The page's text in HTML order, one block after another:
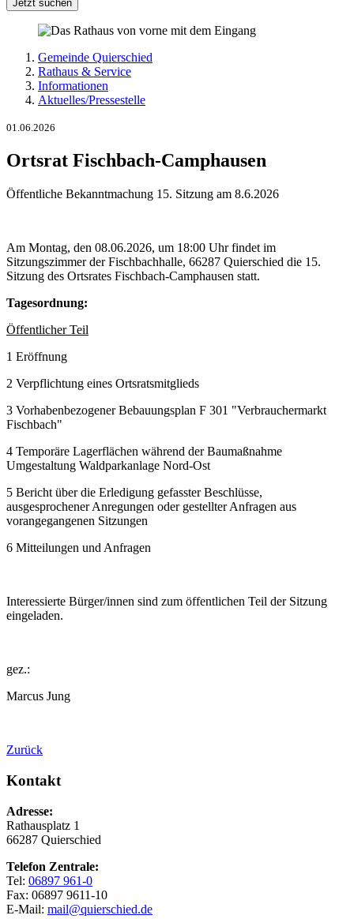
Jetzt suchen
Gemeinde Quierschied
Rathaus & Service
Informationen
Aktuelles/Pressestelle
01.06.2026
Ortsrat Fischbach-Camphausen
Öffentliche Bekanntmachung 15. Sitzung am 8.6.2026
Am Montag, den 08.06.2026, um 18:00 Uhr findet im
Sitzungszimmer der Fischbachhalle, 66287 Quierschied die 15.
Sitzung des Ortsrates Fischbach-Camphausen statt.
Tagesordnung:
Öffentlicher Teil
1 Eröffnung
2 Verpflichtung eines Ortsratsmitglieds
3 Vorhabenbezogener Bebauungsplan F 301 "Verbrauchermarkt
Fischbach"
4 Temporäre Lagerflächen während der Baumaßnahme
Umgestaltung Waldparkanlage Nord-Ost
5 Bericht über die Erledigung gefasster Beschlüsse,
ausgesprochener Anregungen oder gestellter Anfragen aus
vorangegangenen Sitzungen
6 Mitteilungen und Anfragen
Interessierte Bürger/innen sind zum öffentlichen Teil der Sitzung
eingeladen.
gez.:
Marcus Jung
Zurück
Kontakt
Adresse:
Rathausplatz 1
66287 Quierschied
Telefon Zentrale:
Tel: 06897 961-0
Fax: 06897 9611-10
E-Mail: mail@quierschied.de